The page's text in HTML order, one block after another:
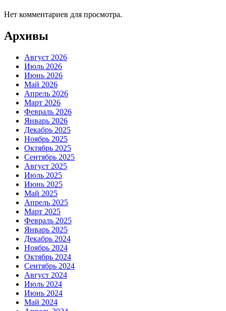
Нет комментариев для просмотра.
Архивы
Август 2026
Июль 2026
Июнь 2026
Май 2026
Апрель 2026
Март 2026
Февраль 2026
Январь 2026
Декабрь 2025
Ноябрь 2025
Октябрь 2025
Сентябрь 2025
Август 2025
Июль 2025
Июнь 2025
Май 2025
Апрель 2025
Март 2025
Февраль 2025
Январь 2025
Декабрь 2024
Ноябрь 2024
Октябрь 2024
Сентябрь 2024
Август 2024
Июль 2024
Июнь 2024
Май 2024